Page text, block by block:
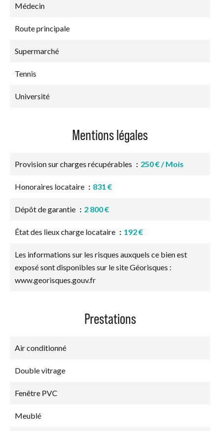
Médecin
Route principale
Supermarché
Tennis
Université
Mentions légales
Provision sur charges récupérables 250 € / Mois
Honoraires locataire 831 €
Dépôt de garantie 2 800 €
État des lieux charge locataire 192 €
Les informations sur les risques auxquels ce bien est
exposé sont disponibles sur le site Géorisques :
www.georisques.gouv.fr
Prestations
Air conditionné
Double vitrage
Fenêtre PVC
Meublé